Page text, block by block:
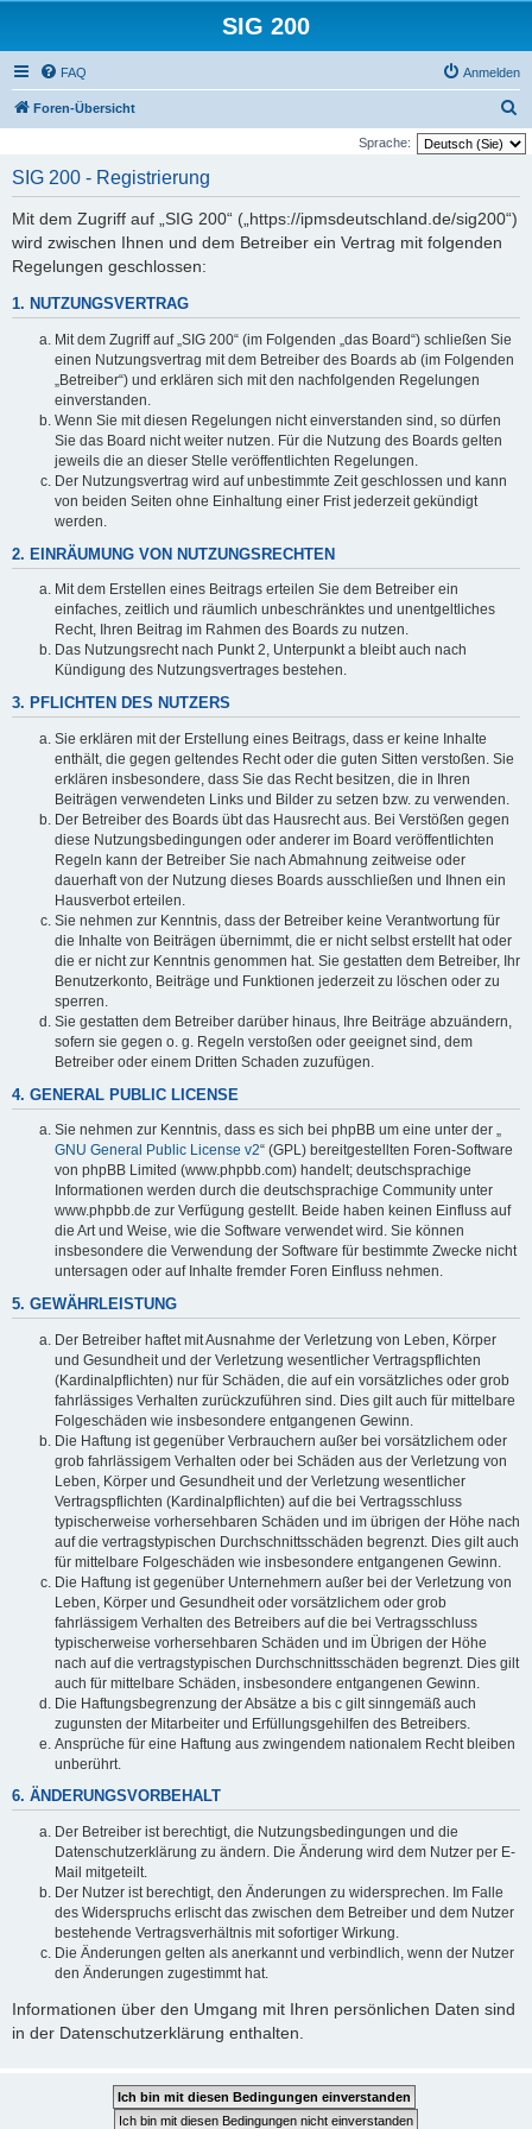
SIG 200
FAQ Anmelden
Foren-Übersicht
u
Sprache:
SIG 200 - Registrierung
Mit dem Zugriff auf „SIG 200“ („https://ipmsdeutschland.de/sig200“)
wird zwischen Ihnen und dem Betreiber ein Vertrag mit folgenden
Regelungen geschlossen:
1. NUTZUNGSVERTRAG
Mit dem Zugriff auf „SIG 200“ (im Folgenden „das Board“) schließen Sie
einen Nutzungsvertrag mit dem Betreiber des Boards ab (im Folgenden
„Betreiber“) und erklären sich mit den nachfolgenden Regelungen
einverstanden.
Wenn Sie mit diesen Regelungen nicht einverstanden sind, so dürfen
Sie das Board nicht weiter nutzen. Für die Nutzung des Boards gelten
jeweils die an dieser Stelle veröffentlichten Regelungen.
Der Nutzungsvertrag wird auf unbestimmte Zeit geschlossen und kann
von beiden Seiten ohne Einhaltung einer Frist jederzeit gekündigt
werden.
2. EINRÄUMUNG VON NUTZUNGSRECHTEN
Mit dem Erstellen eines Beitrags erteilen Sie dem Betreiber ein
einfaches, zeitlich und räumlich unbeschränktes und unentgeltliches
Recht, Ihren Beitrag im Rahmen des Boards zu nutzen.
Das Nutzungsrecht nach Punkt 2, Unterpunkt a bleibt auch nach
Kündigung des Nutzungsvertrages bestehen.
3. PFLICHTEN DES NUTZERS
Sie erklären mit der Erstellung eines Beitrags, dass er keine Inhalte
enthält, die gegen geltendes Recht oder die guten Sitten verstoßen. Sie
erklären insbesondere, dass Sie das Recht besitzen, die in Ihren
Beiträgen verwendeten Links und Bilder zu setzen bzw. zu verwenden.
Der Betreiber des Boards übt das Hausrecht aus. Bei Verstößen gegen
diese Nutzungsbedingungen oder anderer im Board veröffentlichten
Regeln kann der Betreiber Sie nach Abmahnung zeitweise oder
dauerhaft von der Nutzung dieses Boards ausschließen und Ihnen ein
Hausverbot erteilen.
Sie nehmen zur Kenntnis, dass der Betreiber keine Verantwortung für
die Inhalte von Beiträgen übernimmt, die er nicht selbst erstellt hat oder
die er nicht zur Kenntnis genommen hat. Sie gestatten dem Betreiber, Ihr
Benutzerkonto, Beiträge und Funktionen jederzeit zu löschen oder zu
sperren.
Sie gestatten dem Betreiber darüber hinaus, Ihre Beiträge abzuändern,
sofern sie gegen o. g. Regeln verstoßen oder geeignet sind, dem
Betreiber oder einem Dritten Schaden zuzufügen.
4. GENERAL PUBLIC LICENSE
Sie nehmen zur Kenntnis, dass es sich bei phpBB um eine unter der „
GNU General Public License v2“ (GPL) bereitgestellten Foren-Software
von phpBB Limited (www.phpbb.com) handelt; deutschsprachige
Informationen werden durch die deutschsprachige Community unter
www.phpbb.de zur Verfügung gestellt. Beide haben keinen Einfluss auf
die Art und Weise, wie die Software verwendet wird. Sie können
insbesondere die Verwendung der Software für bestimmte Zwecke nicht
untersagen oder auf Inhalte fremder Foren Einfluss nehmen.
5. GEWÄHRLEISTUNG
Der Betreiber haftet mit Ausnahme der Verletzung von Leben, Körper
und Gesundheit und der Verletzung wesentlicher Vertragspflichten
(Kardinalpflichten) nur für Schäden, die auf ein vorsätzliches oder grob
fahrlässiges Verhalten zurückzuführen sind. Dies gilt auch für mittelbare
Folgeschäden wie insbesondere entgangenen Gewinn.
Die Haftung ist gegenüber Verbrauchern außer bei vorsätzlichem oder
grob fahrlässigem Verhalten oder bei Schäden aus der Verletzung von
Leben, Körper und Gesundheit und der Verletzung wesentlicher
Vertragspflichten (Kardinalpflichten) auf die bei Vertragsschluss
typischerweise vorhersehbaren Schäden und im übrigen der Höhe nach
auf die vertragstypischen Durchschnittsschäden begrenzt. Dies gilt auch
für mittelbare Folgeschäden wie insbesondere entgangenen Gewinn.
Die Haftung ist gegenüber Unternehmern außer bei der Verletzung von
Leben, Körper und Gesundheit oder vorsätzlichem oder grob
fahrlässigem Verhalten des Betreibers auf die bei Vertragsschluss
typischerweise vorhersehbaren Schäden und im Übrigen der Höhe
nach auf die vertragstypischen Durchschnittsschäden begrenzt. Dies gilt
auch für mittelbare Schäden, insbesondere entgangenen Gewinn.
Die Haftungsbegrenzung der Absätze a bis c gilt sinngemäß auch
zugunsten der Mitarbeiter und Erfüllungsgehilfen des Betreibers.
Ansprüche für eine Haftung aus zwingendem nationalem Recht bleiben
unberührt.
6. ÄNDERUNGSVORBEHALT
Der Betreiber ist berechtigt, die Nutzungsbedingungen und die
Datenschutzerklärung zu ändern. Die Änderung wird dem Nutzer per E-
Mail mitgeteilt.
Der Nutzer ist berechtigt, den Änderungen zu widersprechen. Im Falle
des Widerspruchs erlischt das zwischen dem Betreiber und dem Nutzer
bestehende Vertragsverhältnis mit sofortiger Wirkung.
Die Änderungen gelten als anerkannt und verbindlich, wenn der Nutzer
den Änderungen zugestimmt hat.
Informationen über den Umgang mit Ihren persönlichen Daten sind
in der Datenschutzerklärung enthalten.